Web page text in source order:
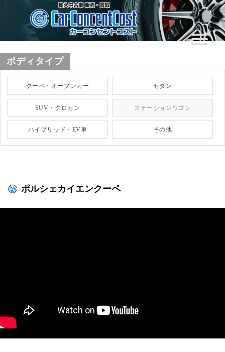
ボディタイプ
クーペ・オープンカー セダン
SUV・クロカン ステーションワゴン
ハイブリッド・EV車 その他
ポルシェカイエンクーペ